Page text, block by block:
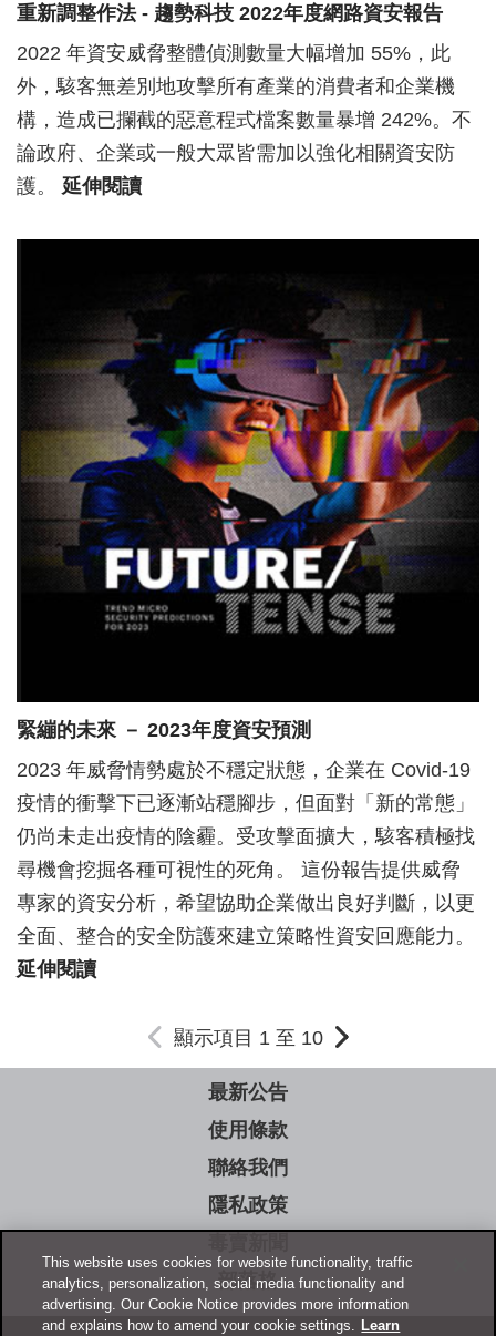
重新調整作法 - 趨勢科技 2022年度網路資安報告
2022 年資安威脅整體偵測數量大幅增加 55%，此
外，駭客無差別地攻擊所有產業的消費者和企業機
構，造成已攔截的惡意程式檔案數量暴增 242%。不
論政府、企業或一般大眾皆需加以強化相關資安防
護。 延伸閱讀
緊繃的未來 － 2023年度資安預測
2023 年威脅情勢處於不穩定狀態，企業在 Covid-19
疫情的衝擊下已逐漸站穩腳步，但面對「新的常態」
仍尚未走出疫情的陰霾。受攻擊面擴大，駭客積極找
尋機會挖掘各種可視性的死角。 這份報告提供威脅
專家的資安分析，希望協助企業做出良好判斷，以更
全面、整合的安全防護來建立策略性資安回應能力。
延伸閱讀
上
一
顯示項目 1至 10
下
一
最新公告
使用條款
聯絡我們
隱私政策
部落格
This website uses cookies for website functionality, traffic
analytics, personalization, social media functionality and
advertising. Our Cookie Notice provides more information
and explains how to amend your cookie settings. Learn